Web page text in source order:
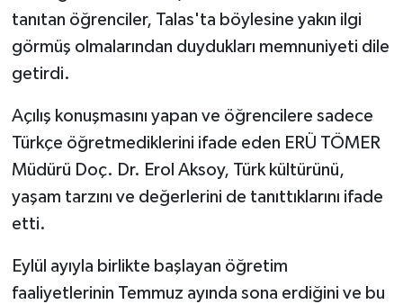
tanıtan öğrenciler, Talas'ta böylesine yakın ilgi
görmüş olmalarından duydukları memnuniyeti dile
getirdi.
Açılış konuşmasını yapan ve öğrencilere sadece
Türkçe öğretmediklerini ifade eden ERÜ TÖMER
Müdürü Doç. Dr. Erol Aksoy, Türk kültürünü,
yaşam tarzını ve değerlerini de tanıttıklarını ifade
etti.
Eylül ayıyla birlikte başlayan öğretim
faaliyetlerinin Temmuz ayında sona erdiğini ve bu